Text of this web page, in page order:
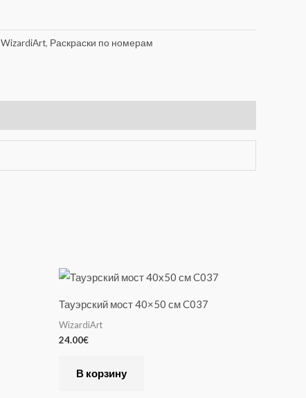
WizardiArt, Раскраски по номерам
Тауэрский мост 40×50 см C037
WizardiArt
24.00€
В корзину